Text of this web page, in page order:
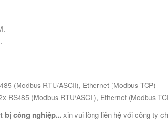
(Modbus RTU/ASCII), Ethernet (Modbus TCP)
RS485 (Modbus RTU/ASCII), Ethernet (Modbus
bị công nghiệp...xin vui lòng liên hệ với công ty